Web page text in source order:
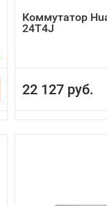
Коммутатор
24T4J
22 127 руб.